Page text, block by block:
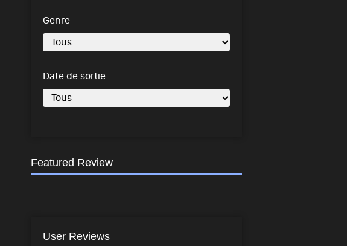
Genre
Date de sortie
Featured Review
User Reviews